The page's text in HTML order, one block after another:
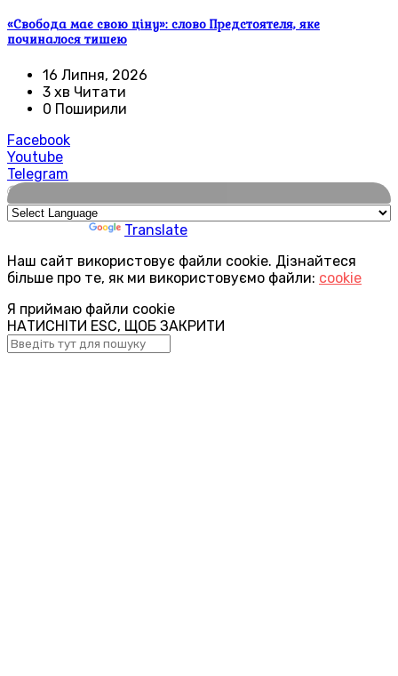
«Свобода має свою ціну»: слово Предстоятеля, яке
починалося тишею
16 Липня, 2026
3 хв Читати
0 Поширили
Facebook
Youtube
Telegram
🌍
Translate
Наш сайт використовує файли cookie. Дізнайтеся
більше про те, як ми використовуємо файли: cookie
Я приймаю файли cookie
НАТИСНІТИ ESC, ЩОБ ЗАКРИТИ